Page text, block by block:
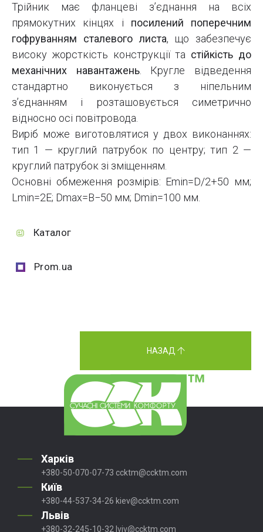
Трійник має фланцеві з’єднання на всіх
прямокутних кінцях і посилений поперечним
гофруванням сталевого листа, що забезпечує
високу жорсткість конструкції та стійкість до
механічних навантажень. Кругле відведення
стандартно виконується з ніпельним
з’єднанням і розташовується симетрично
відносно осі повітровода.
Виріб може виготовлятися у двох виконаннях:
тип 1 — круглий патрубок по центру; тип 2 —
круглий патрубок зі зміщенням.
Основні обмеження розмірів: Emin=D/2+50 мм;
Lmin=2E; Dmax=B−50 мм; Dmin=100 мм.
Каталог
Prom.ua
НАЗАД
Харків
+380-50-070-07-73 ccktm@ccktm.com
Київ
+380-44-537-34-26 kiev@ccktm.com
Львів
+380-32-245-10-32 lviv@ccktm.com